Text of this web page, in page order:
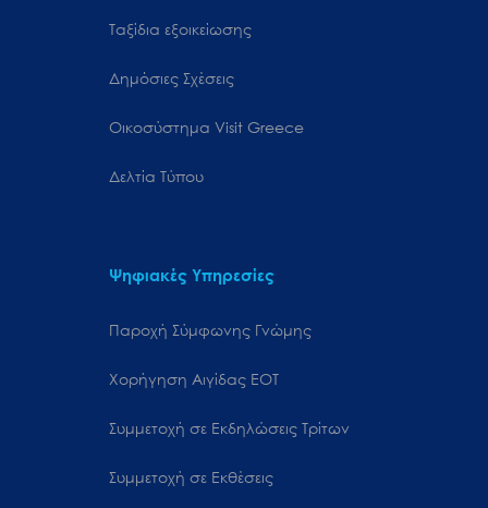
Ταξίδια εξοικείωσης
Δημόσιες Σχέσεις
Oικοσύστημα Visit Greece
Δελτία Τύπου
Ψηφιακές Υπηρεσίες
Παροχή Σύμφωνης Γνώμης
Χορήγηση Αιγίδας ΕΟΤ
Συμμετοχή σε Εκδηλώσεις Τρίτων
Συμμετοχή σε Εκθέσεις